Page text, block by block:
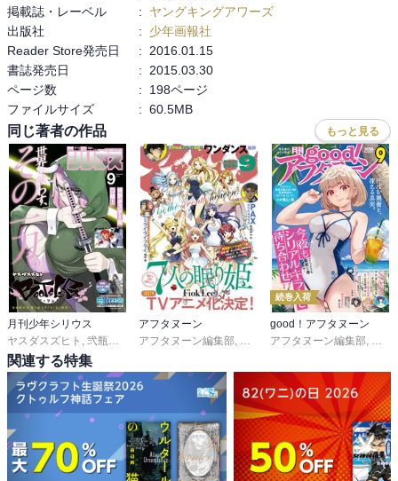
掲載誌・レーベル
:
ヤングキングアワーズ
出版社
:
少年画報社
Reader Store発売日
:
2016.01.15
書誌発売日
:
2015.03.30
ページ数
:
198ページ
ファイルサイズ
: 60.5MB
同じ著者の作品 もっと見る
月刊少年シリウス
ヤスダスズヒト , 弐瓶勉 ＯＮＥ, あずま京太郎,ｂｏｓｅ,園山ゆきの,小菊路よう
アフタヌーン
アフタヌーン編集部, ＦｉｏｋＬｅｅ,山口つばさ,城
続巻入荷
good！アフタヌーン
アフタヌーン編集部, 泉光
関連する特集